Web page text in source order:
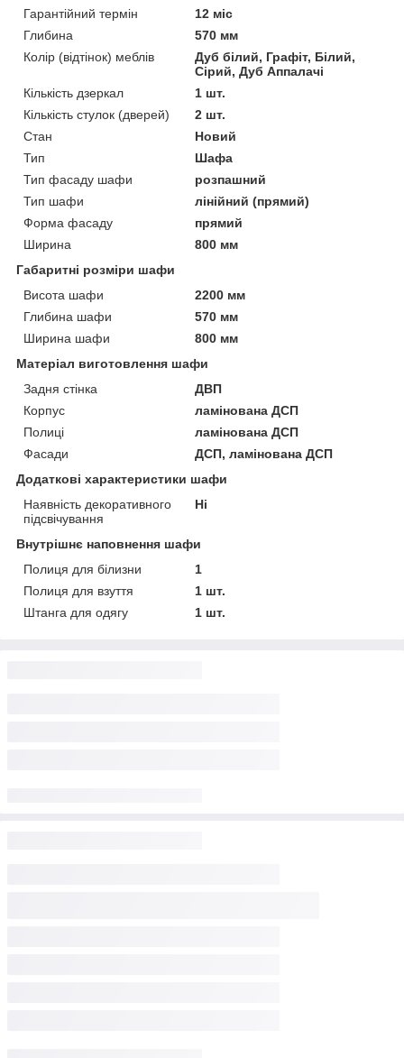
Гарантійний термін
12 міс
Глибина
570 мм
Колір (відтінок) меблів
Дуб білий, Графіт, Білий,
Сірий, Дуб Аппалачі
Кількість дзеркал
1 шт.
Кількість стулок (дверей)
2 шт.
Стан
Новий
Тип
Шафа
Тип фасаду шафи
розпашний
Тип шафи
лінійний (прямий)
Форма фасаду
прямий
Ширина
800 мм
Габаритні розміри шафи
Висота шафи
2200 мм
Глибина шафи
570 мм
Ширина шафи
800 мм
Матеріал виготовлення шафи
Задня стінка
ДВП
Корпус
ламінована ДСП
Полиці
ламінована ДСП
Фасади
ДСП, ламінована ДСП
Додаткові характеристики шафи
Наявність декоративного
підсвічування
Ні
Внутрішнє наповнення шафи
Полиця для білизни
1
Полиця для взуття
1 шт.
Штанга для одягу
1 шт.